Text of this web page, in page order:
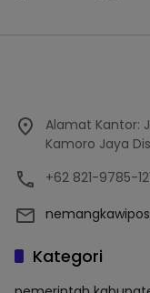
Alamat Kantor:
Kamoro Jaya
+62 821-9785-
Kategori